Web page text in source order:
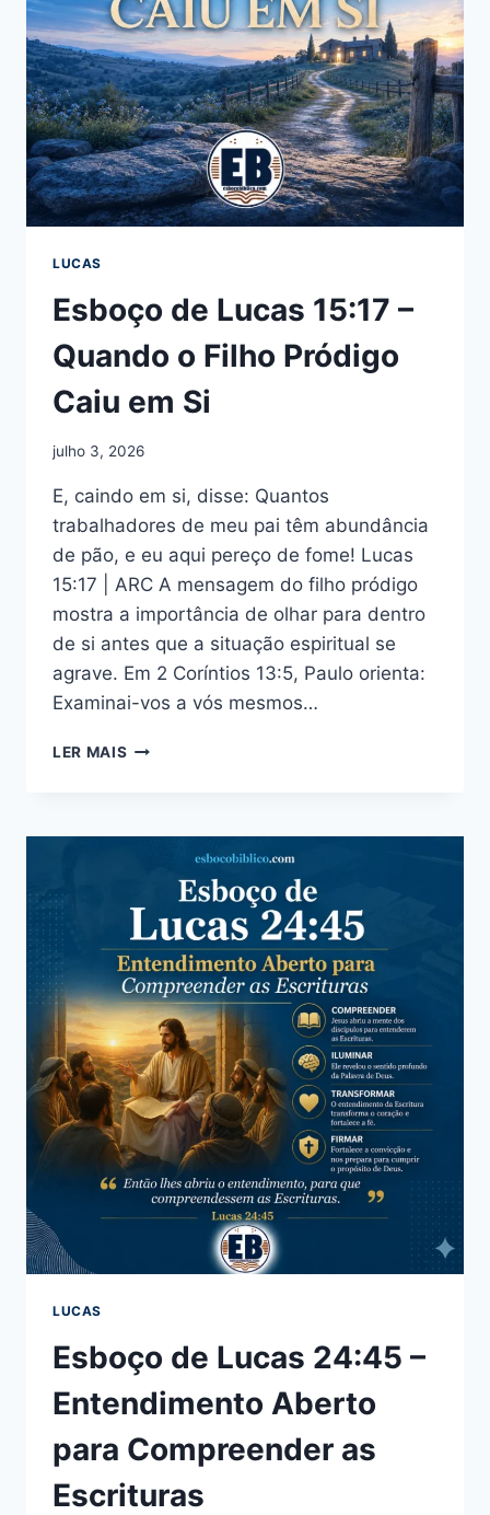
LUCAS
Esboço de Lucas 15:17 –
Quando o Filho Pródigo
Caiu em Si
julho 3, 2026
E, caindo em si, disse: Quantos
trabalhadores de meu pai têm abundância
de pão, e eu aqui pereço de fome! Lucas
15:17 | ARC A mensagem do filho pródigo
mostra a importância de olhar para dentro
de si antes que a situação espiritual se
agrave. Em 2 Coríntios 13:5, Paulo orienta:
Examinai-vos a vós mesmos…
LER MAIS ESBOÇO
–
QUANDO
FILHO
PRÓDIGO
CAIU
EM
SI
LUCAS
Esboço de Lucas 24:45 –
Entendimento Aberto
para Compreender as
Escrituras